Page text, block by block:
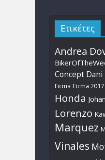
Ετικέτες
Andrea
Concept Dani
Eicma Eicma 2017
Honda
Lorenzo
Marquez
Vinales